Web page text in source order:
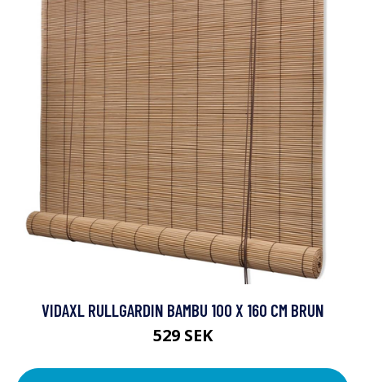
VIDAXL RULLGARDIN BAMBU 100 X 160 CM BRUN
529 SEK